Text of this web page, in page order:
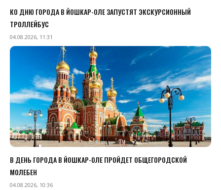
КО ДНЮ ГОРОДА В ЙОШКАР-ОЛЕ ЗАПУСТЯТ ЭКСКУРСИОННЫЙ
ТРОЛЛЕЙБУС
04.08.2026, 11:31
В ДЕНЬ ГОРОДА В ЙОШКАР-ОЛЕ ПРОЙДЕТ ОБЩЕГОРОДСКОЙ
МОЛЕБЕН
04.08.2026, 10:36